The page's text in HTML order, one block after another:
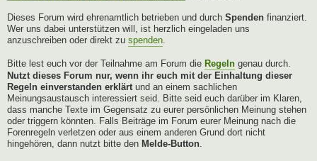
Dieses Forum wird ehrenamtlich betrieben und durch Spenden finanziert.
Wer uns dabei unterstützen will, ist herzlich eingeladen uns
anzuschreiben oder direkt zu spenden.
Bitte lest euch vor der Teilnahme am Forum die Regeln genau durch.
Nutzt dieses Forum nur, wenn ihr euch mit der Einhaltung dieser
Regeln einverstanden erklärtund an einem sachlichen
Meinungsaustausch interessiert seid. Bitte seid euch darüber im Klaren,
dass manche Texte im Gegensatz zu eurer persönlichen Meinung stehen
oder triggern könnten. Falls Beiträge im Forum eurer Meinung nach die
Forenregeln verletzen oder aus einem anderen Grund dort nicht
hingehören, dann nutzt bitte den Melde-Button.